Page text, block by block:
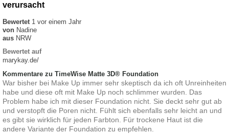
verursacht
Bewertet 1 vor einem Jahr
von Nadine
aus NRW
Bewertet auf
marykay.de/
Kommentare zu TimeWise Matte 3D® Foundation
War bisher bei Make Up immer sehr skeptisch da ich oft Unreinheiten
habe und diese oft mit Make Up noch schlimmer wurden. Das
Problem habe ich mit dieser Foundation nicht. Sie deckt sehr gut ab
und verstopft die Poren nicht. Fühlt sich ebenfalls sehr leicht an und
es gibt sie wirklich für jeden Farbton. Für trockene Haut ist die
andere Variante der Foundation zu empfehlen.